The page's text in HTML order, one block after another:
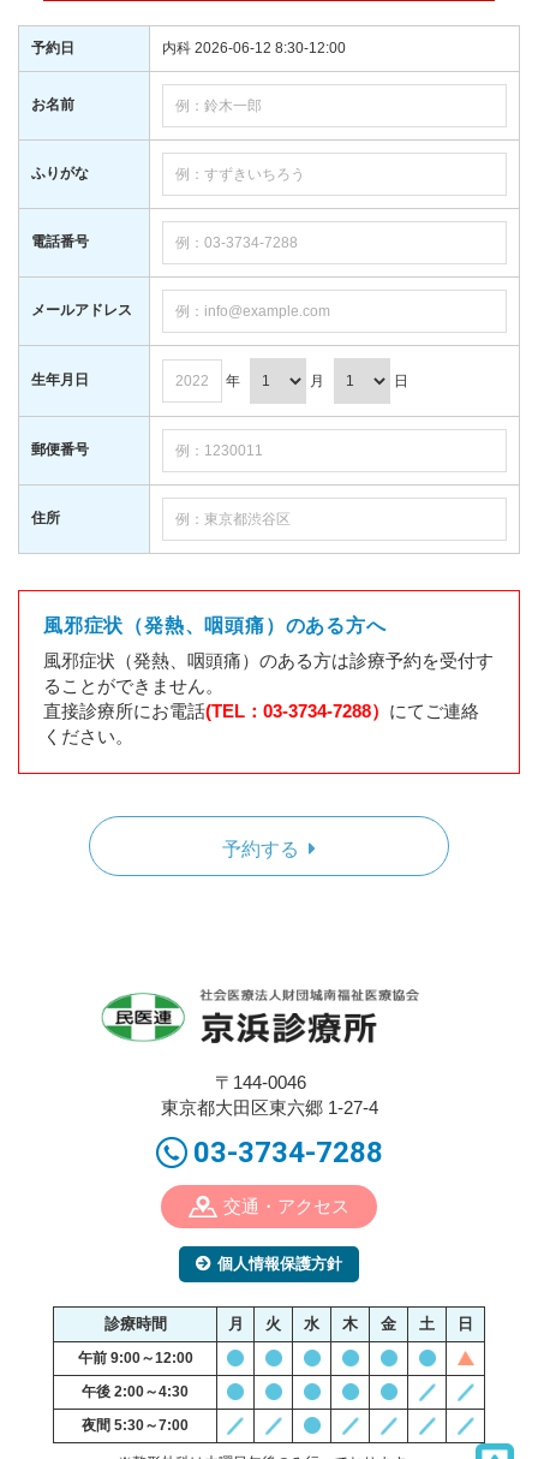
予約日 内科 2026-06-12 8:30-12:00
お名前
ふりがな
電話番号
メールアドレス
生年月日 年 月 日
郵便番号
住所
風邪症状（発熱、咽頭痛）のある方へ
風邪症状（発熱、咽頭痛）のある方は診療予約を受付す
ることができません。
直接診療所にお電話(TEL：03-3734-7288） にてご連絡
ください。
予約する
〒144-0046
東京都大田区東六郷 1-27-4
03-3734-7288
交通・アクセス
個人情報保護方針
診療時間 月 火 水 木 金 土 日
午前 9:00～12:00
午後 2:00～4:30
夜間 5:30～7:00